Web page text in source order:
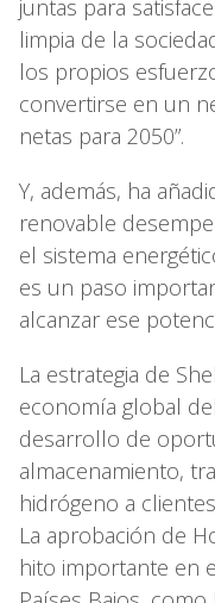
juntas para
limpia de la
los propios
convertirse en un
netas para 2050”.
Y, además, ha
renovable
el sistema
es un paso
alcanzar ese
La estrategia de
economía global
desarrollo de
almacenamiento,
hidrógeno a
La aprobación de
hito importante en